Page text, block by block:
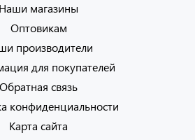
Наши магазины
Оптовикам
производители
для покупателей
Обратная связь
конфиденциальности
Карта сайта